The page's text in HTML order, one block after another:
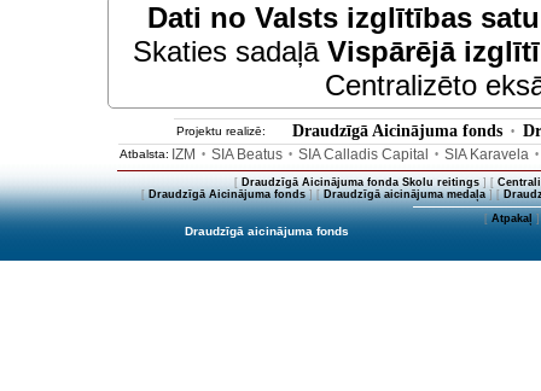
Dati no Valsts izglītības
Skaties sadaļā Vispārējā
Centralizēto
Projektu realizē: Draudzīgā Aicinājuma fonds •
Atbalsta: IZM • SIA Beatus • SIA Calladis Capital • SIA Karavela •
[ Draudzīgā Aicinājuma fonda Skolu reitings] [
[Draudzīgā Aicinājuma fonds] [Draudzīgā aicinājuma medaļa] [
[Atpakaļ]
Draudzīgā aicinājuma fonds